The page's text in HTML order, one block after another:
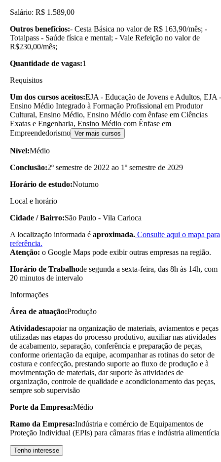
Salário: R$ 1.589,00
Outros benefícios:- Cesta Básica no valor de R$ 163,90/mês; -
Totalpass - Saúde física e mental; - Vale Refeição no valor de
R$230,00/mês;
Quantidade de vagas:1
Requisitos
Um dos cursos aceitos:EJA - Educação de Jovens e Adultos, EJA -
Ensino Médio Integrado à Formação Profissional em Produtor
Cultural, Ensino Médio, Ensino Médio com ênfase em Ciências
Exatas e Engenharia, Ensino Médio com Ênfase em
Empreendedorismo Ver mais cursos
Nível:Médio
Conclusão:2º semestre de 2022 ao 1º semestre de 2029
Horário de estudo:Noturno
Local e horário
Cidade / Bairro:São Paulo - Vila Carioca
A localização informada é aproximada. Consulte aqui o mapa para
referência.
Atenção: o Google Maps pode exibir outras empresas na região.
Horário de Trabalhode segunda a sexta-feira, das 8h às 14h, com
20 minutos de intervalo
Informações
Área de atuação:Produção
Atividades:apoiar na organização de materiais, aviamentos e peças
utilizadas nas etapas do processo produtivo, auxiliar nas atividades
de acabamento, separação, conferência e preparação de peças,
conforme orientação da equipe, acompanhar as rotinas do setor de
costura e confecção, prestando suporte ao fluxo de produção e à
movimentação de materiais, dar suporte às atividades de
organização, controle de qualidade e acondicionamento das peças,
sempre sob supervisão
Porte da Empresa:Médio
Ramo da Empresa:Indústria e comércio de Equipamentos de
Proteção Individual (EPIs) para câmaras frias e indústria alimentícia
Tenho interesse